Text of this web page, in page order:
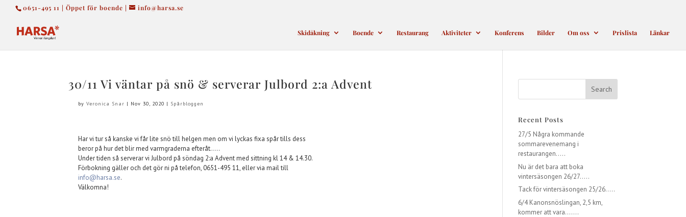
0651-495 11 | Öppet för boende | info@harsa.se
Skidåkning Boende Restaurang Aktiviteter Konferens Bilder Om oss Prislista Länkar
30/11 Vi väntar på snö & serverar Julbord 2:a Advent
byVeronica Snar | Nov 30, 2020 | Spårbloggen
Har vi tur så kanske vi får lite snö till helgen men om vi lyckas fixa spår tills dess
beror på hur det blir med varmgraderna efteråt…..
Under tiden så serverar vi Julbord på söndag 2:a Advent med sittning kl 14 & 14.30.
Förbokning gäller och det gör ni på telefon, 0651-495 11, eller via mail till
info@harsa.se.
Välkomna!
Recent Posts
27/5 Några kommande
sommarevenemang i
restaurangen…..
Nu är det bara att boka
vintersäsongen 26/27…..
Tack för vintersäsongen 25/26…..
6/4 Kanonsnöslingan, 2,5 km,
kommer att vara…….